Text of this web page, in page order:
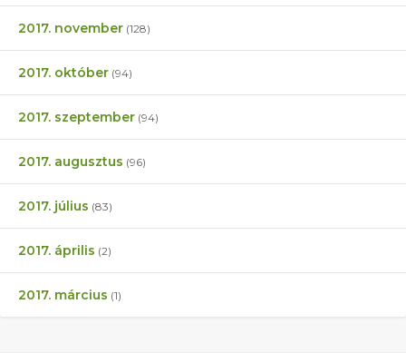
2017. november (128)
2017. október (94)
2017. szeptember (94)
2017. augusztus (96)
2017. július (83)
2017. április (2)
2017. március (1)